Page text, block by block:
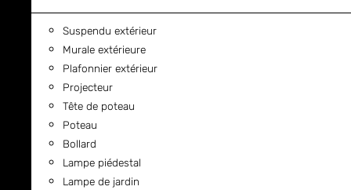
Suspendu extérieur
Murale extérieure
Plafonnier extérieur
Projecteur
Tête de poteau
Poteau
Bollard
Lampe piédestal
Lampe de jardin